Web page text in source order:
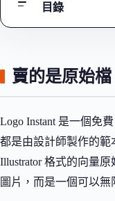
目錄
賣的是原始
Logo Instant 是一個免
都是由設計師製作的範
Illustrator 格式的向量
圖片，而是一個可以無